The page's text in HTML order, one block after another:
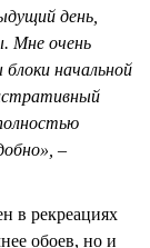
день,
Мне очень
начальной
–
в рекреациях
обоев, но и